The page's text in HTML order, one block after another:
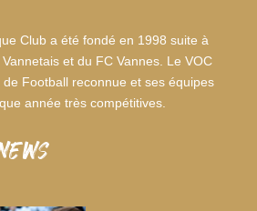
Club a été fondé en 1998 suite à
et du FC Vannes. Le VOC
Football reconnue et ses équipes
année très compétitives.